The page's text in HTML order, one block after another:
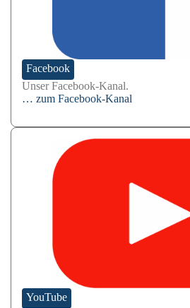
Facebook
Unser Facebook-Kanal.
… zum Facebook-Kanal
YouTube